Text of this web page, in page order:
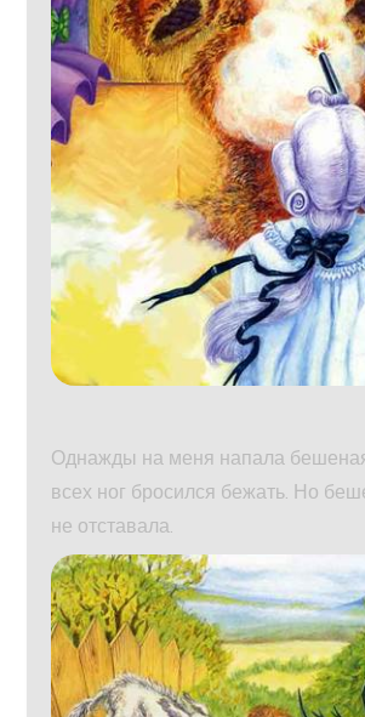
Однажды на меня напала
всех ног бросился бежать. Но
не отставала.